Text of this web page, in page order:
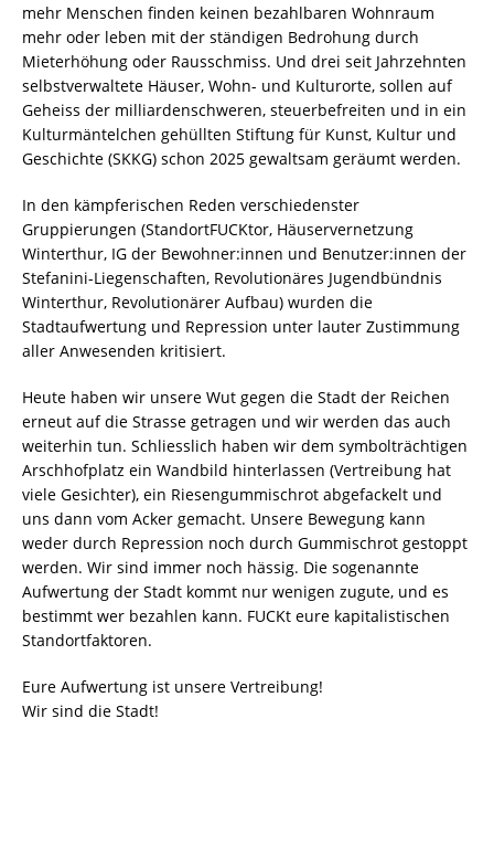
mehr Menschen finden keinen bezahlbaren Wohnraum
mehr oder leben mit der ständigen Bedrohung durch
Mieterhöhung oder Rausschmiss. Und drei seit Jahrzehnten
selbstverwaltete Häuser, Wohn- und Kulturorte, sollen auf
Geheiss der milliardenschweren, steuerbefreiten und in ein
Kulturmäntelchen gehüllten Stiftung für Kunst, Kultur und
Geschichte (SKKG) schon 2025 gewaltsam geräumt werden.
In den kämpferischen Reden verschiedenster
Gruppierungen (StandortFUCKtor, Häuservernetzung
Winterthur, IG der Bewohner:innen und Benutzer:innen der
Stefanini-Liegenschaften, Revolutionäres Jugendbündnis
Winterthur, Revolutionärer Aufbau) wurden die
Stadtaufwertung und Repression unter lauter Zustimmung
aller Anwesenden kritisiert.
Heute haben wir unsere Wut gegen die Stadt der Reichen
erneut auf die Strasse getragen und wir werden das auch
weiterhin tun. Schliesslich haben wir dem symbolträchtigen
Arschhofplatz ein Wandbild hinterlassen (Vertreibung hat
viele Gesichter), ein Riesengummischrot abgefackelt und
uns dann vom Acker gemacht. Unsere Bewegung kann
weder durch Repression noch durch Gummischrot gestoppt
werden. Wir sind immer noch hässig. Die sogenannte
Aufwertung der Stadt kommt nur wenigen zugute, und es
bestimmt wer bezahlen kann. FUCKt eure kapitalistischen
Standortfaktoren.
Eure Aufwertung ist unsere Vertreibung!
Wir sind die Stadt!